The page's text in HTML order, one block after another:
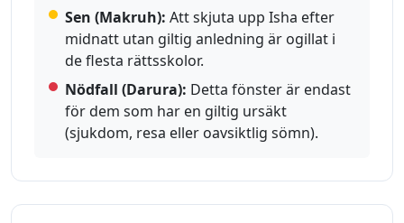
Sen (Makruh): Att skjuta upp Isha efter
midnatt utan giltig anledning är ogillat i
de flesta rättsskolor.
Nödfall (Darura): Detta fönster är endast
för dem som har en giltig ursäkt
(sjukdom, resa eller oavsiktlig sömn).